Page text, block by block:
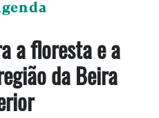
a floresta e a
da Beira